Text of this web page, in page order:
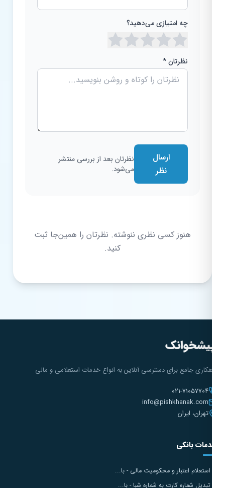
چه امتیازی می‌دهید؟
نظرتان *
ارسال
نظرتان بعد از بررسی منتشر
می‌شود.
هنوز کسی نظری ننوشته. نظرتان را همین‌جا ثبت
کنید.
جامع برای دسترسی آنلاین به انواع خدمات استعلامی و مالی
۰۲۱-۷۱۰۵۷۷۰۴
info@pishkhanak.com
تهران، ایران
بانکی
استعلام اعتبار و محکومیت مالی - با...
تبدیل شماره کارت به شماره شبا - با...